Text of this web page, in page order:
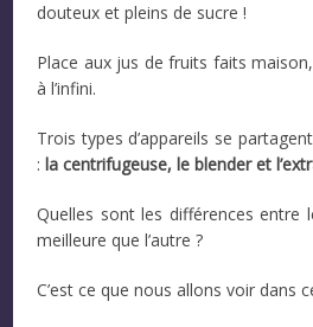
douteux et pleins de sucre !
Place aux jus de fruits faits
à l’infini.
Trois types d’appareils se
:la centrifugeuse, le blender et
Quelles sont les différences entre
meilleure que l’autre ?
C’est ce que nous allons voir dans